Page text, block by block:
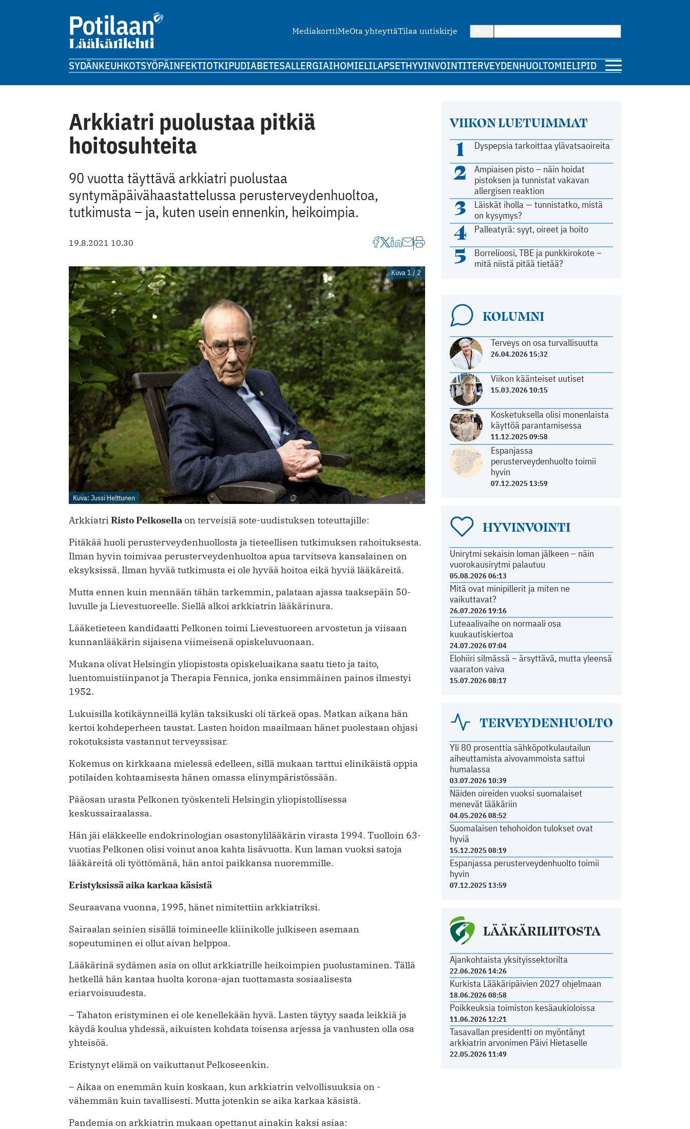
MediakorttiMeOta yhteyttäTilaa uutiskirje
SYDÄNKEUHKOTSYÖPÄINFEKTIOTKIPUDIABETESALLERGIAIHOMIELILAPSETHYVINVOINTITERVEYDENHUOLTOMIELIPIDE
VIIKON LUETUIMMAT
1 Dyspepsia tarkoittaa ylävatsaoireita
2
Ampiaisen pisto – näin hoidat
pistoksen ja tunnistat vakavan
allergisen reaktion
3
Läiskät iholla — tunnistatko, mistä
on kysymys?
4 Palleatyrä: syyt, oireet ja hoito
5
Borrelioosi, TBE ja punkkirokote –
mitä niistä pitää tietää?
KOLUMNI
Terveys on osa turvallisuutta
26.04.2026 15:32
Viikon käänteiset uutiset
15.03.2026 10:15
Kosketuksella olisi monenlaista
käyttöä parantamisessa
11.12.2025 09:58
Espanjassa
perusterveydenhuolto toimii
hyvin
07.12.2025 13:59
HYVINVOINTI
Unirytmi sekaisin loman jälkeen – näin
vuorokausirytmi palautuu
05.08.2026 06:13
Mitä ovat minipillerit ja miten ne
vaikuttavat?
26.07.2026 19:16
Luteaalivaihe on normaali osa
kuukautiskiertoa
24.07.2026 07:04
Elohiiri silmässä – ärsyttävä, mutta yleensä
vaaraton vaiva
15.07.2026 08:17
TERVEYDENHUOLTO
Yli 80 prosenttia sähköpotkulautailun
aiheuttamista aivovammoista sattui
humalassa
03.07.2026 10:39
Näiden oireiden vuoksi suomalaiset
menevät lääkäriin
04.05.2026 08:52
Suomalaisen tehohoidon tulokset ovat
hyviä
15.12.2025 08:19
Espanjassa perusterveydenhuolto toimii
hyvin
07.12.2025 13:59
LÄÄKÄRILIITOSTA
Ajankohtaista yksityissektorilta
22.06.2026 14:26
Kurkista Lääkäripäivien 2027 ohjelmaan
18.06.2026 08:58
Poikkeuksia toimiston kesäaukioloissa
11.06.2026 12:21
Tasavallan presidentti on myöntänyt
arkkiatrin arvonimen Päivi Hietaselle
22.05.2026 11:49
Arkkiatri puolustaa pitkiä
hoitosuhteita
90 vuotta täyttävä arkkiatri puolustaa
syntymäpäivähaastattelussa perusterveydenhuoltoa,
tutkimusta – ja, kuten usein ennenkin, heikoimpia.
19.8.2021 10.30
Kuva 1 / 2
Kuva: Jussi Helttunen
Arkkiatri Risto Pelkosellaon terveisiä sote-uudistuksen toteuttajille:
Pitäkää huoli perusterveydenhuollosta ja tieteellisen tutkimuksen rahoituksesta.
Ilman hyvin toimivaa perusterveydenhuoltoa apua tarvitseva kansalainen on
eksyksissä. Ilman hyvää tutkimusta ei ole hyvää hoitoa eikä hyviä lääkäreitä.
Mutta ennen kuin mennään tähän tarkemmin, palataan ajassa taaksepäin 50-
luvulle ja Lievestuoreelle. Siellä alkoi arkkiatrin lääkärinura.
Lääketieteen kandidaatti Pelkonen toimi Lievestuoreen arvostetun ja viisaan
kunnanlääkärin sijaisena viimei­senä opiskeluvuonaan.
Mukana olivat Helsingin yliopistosta opiskeluaikana saatu tieto ja taito,
luentomuistiinpanot ja Therapia Fennica, jonka ensimmäinen painos ilmestyi
1952.
Lukuisilla kotikäynneillä kylän taksikuski oli tärkeä opas. Matkan aikana hän
kertoi kohdeperheen taustat. Lasten hoidon maailmaan hänet puolestaan ohjasi
rokotuksista vastannut terveys­sisar.
Kokemus on kirkkaana mielessä edelleen, sillä mukaan tarttui elinikäistä ­oppia
potilaiden kohtaamisesta hänen omassa elinympäristössään.
Pääosan urasta Pelkonen työskenteli Helsingin yliopistollisessa
keskussairaalassa.
Hän jäi eläkkeelle endokrinologian osastonylilääkärin virasta 1994. Tuolloin 63-
vuotias Pelkonen olisi voinut anoa kahta lisävuotta. Kun laman vuoksi satoja
lääkäreitä oli työttömänä, hän antoi paikkansa nuoremmille.
Eristyksissä aika karkaa käsistä
Seuraavana vuonna, 1995, hänet nimitettiin arkkiatriksi.
Sairaalan seinien sisällä toimineelle kliinikolle julkiseen asemaan
sopeutuminen ei ollut aivan helppoa.
Lääkärinä sydämen asia on ollut arkki­atrille heikoimpien puolustaminen. Tällä
hetkellä hän kantaa huolta korona-ajan tuottamasta sosiaalisesta
eriarvoisuudesta.
– Tahaton eristyminen ei ole kenellekään hyvä. Lasten täytyy saada leikkiä ja
käydä koulua yhdessä, aikuisten kohdata toisensa arjessa ja vanhusten olla osa
yhteisöä.
Eristynyt elämä on vaikuttanut Pelkoseenkin.
– Aikaa on enemmän kuin koskaan, kun arkkiatrin velvollisuuksia on ­
vähemmän kuin tavallisesti. Mutta jotenkin se aika karkaa käsistä.
Pandemia on arkkiatrin mukaan opettanut ainakin kaksi asiaa: